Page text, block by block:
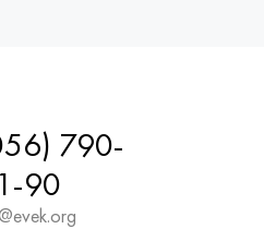
790-
90